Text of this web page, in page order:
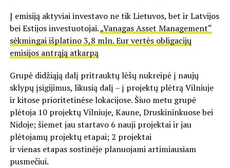
Į emisiją aktyviai investavo ne tik Lietuvos, bet ir Latvijos
bei Estijos investuotojai.„Vanagas Asset Management“
sėkmingai išplatino 3,8 mln. Eur vertės obligacijų
emisijos antrąją atkarpą
Grupė didžiąją dalį pritrauktų lėšų nukreipė į naujų
sklypų įsigijimus, likusią dalį – į projektų plėtrą Vilniuje
ir kitose prioritetinėse lokacijose. Šiuo metu grupė
plėtoja 10 projektų Vilniuje, Kaune, Druskininkuose bei
Nidoje; šiemet jau startavo 6 nauji projektai ir jau
plėtojamų projektų etapai; 2 projektai
ir vienas etapas sostinėje planuojami artimiausiam
pusmečiui.